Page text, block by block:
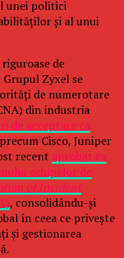
unei politici
și al unui
de
Zyxel se
de numerotare
din industria
de acceptare ca
Cisco, Juniper
recent aprobat ca
echipelor de
of Incident
, consolidându-și
în ceea ce privește
și gestionarea